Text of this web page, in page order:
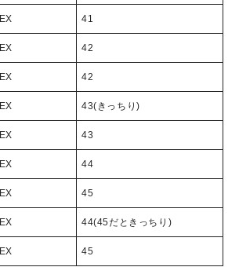
41
42
42
43(きっちり)
43
44
45
44(45だときっちり)
45